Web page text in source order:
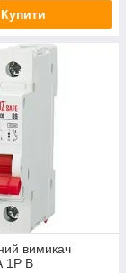
Купити
вимикач
1P В